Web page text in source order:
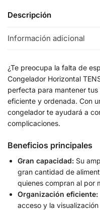
Descripción
Información adicional
¿Te preocupa la falta de
Congelador Horizontal
perfecta para mantener
eficiente y ordenada. Con
congelador te ayudará a
complicaciones.
Beneficios principales
Gran capacidad: Su
gran cantidad de
quienes compran al por
Organización eficiente:
acceso y la